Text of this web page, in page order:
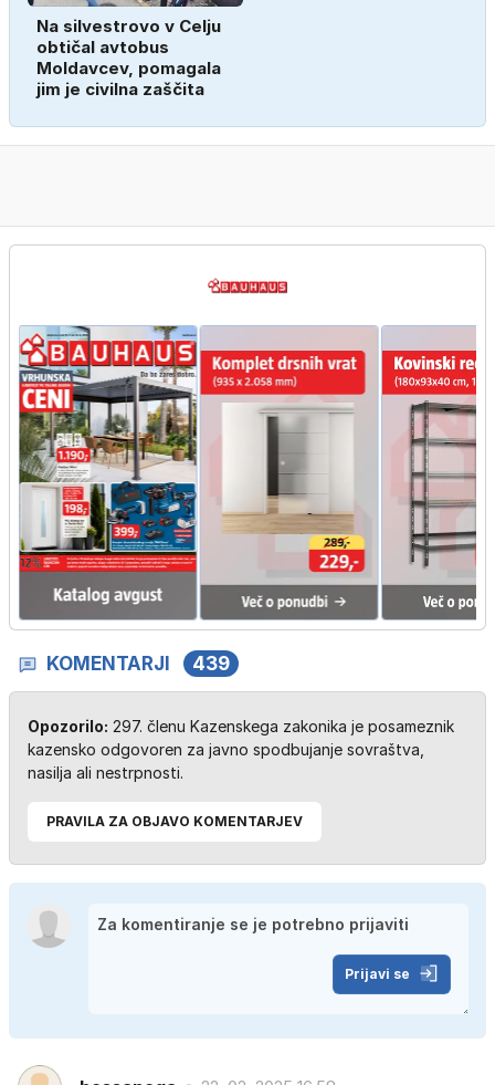
Na silvestrovo v Celju
obtičal avtobus
Moldavcev, pomagala
jim je civilna zaščita
KOMENTARJI 439
Opozorilo: 297. členu Kazenskega zakonika je posameznik
kazensko odgovoren za javno spodbujanje sovraštva,
nasilja ali nestrpnosti.
PRAVILA ZA OBJAVO KOMENTARJEV
Prijavi se